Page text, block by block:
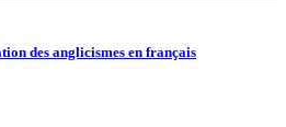
des anglicismes en français